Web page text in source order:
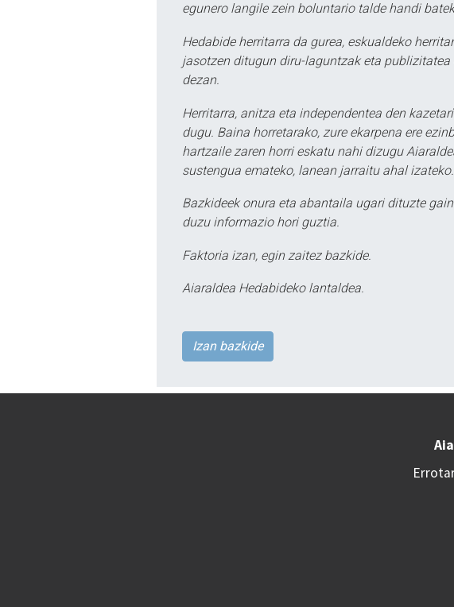
egunero langile zein boluntario talde handi
Hedabide herritarra da gurea, eskualdeko
jasotzen ditugun diru-laguntzak eta
dezan.
Herritarra, anitza eta independentea den
dugu. Baina horretarako, zure ekarpena ere
hartzaile zaren horri eskatu nahi dizugu
sustengua emateko, lanean jarraitu ahal izateko.
Bazkideek onura eta abantaila ugari dituzte
duzu informazio hori guztia.
Faktoria izan, egin zaitez bazkide.
Aiaraldea Hedabideko lantaldea.
Izan bazkide